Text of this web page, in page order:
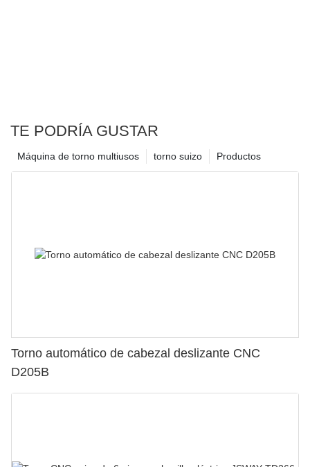
TE PODRÍA GUSTAR
Productos
torno suizo
Máquina de torno multiusos
Torno automático de cabezal deslizante CNC
D205B